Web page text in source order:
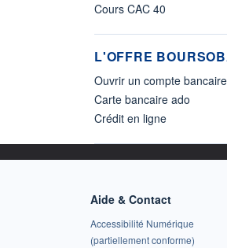
Cours CAC 40
L'OFFRE
Ouvrir un compte bancaire
Carte bancaire ado
Crédit en ligne
Aide & Contact
Accessibilité Numérique
(partiellement conforme)